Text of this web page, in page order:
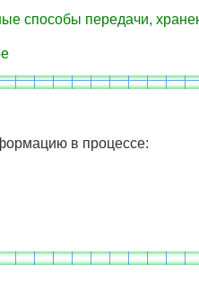
способы передачи,
в процессе: